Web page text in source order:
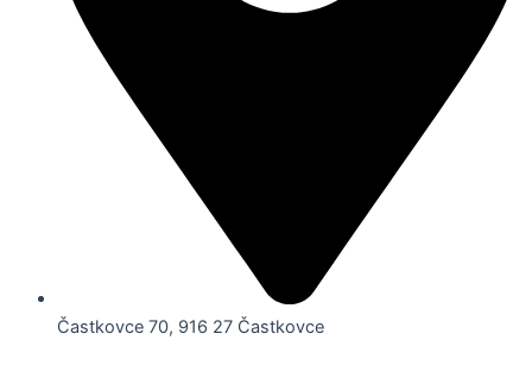
Častkovce 70, 916 27 Častkovce